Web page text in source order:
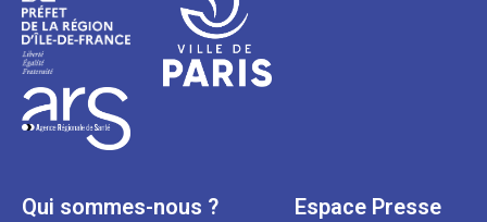
Qui sommes-nous ?
Espace Presse